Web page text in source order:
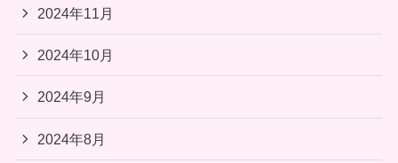
2024年11月
2024年10月
2024年9月
2024年8月